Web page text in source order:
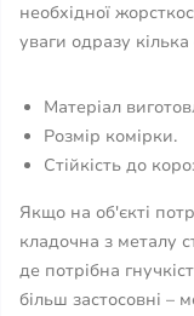
необхідної
уваги одразу
Матеріал
Розмір комірки.
Стійкість до
Якщо на об'єкті
кладочна з металу
де потрібна
більш застосовні –